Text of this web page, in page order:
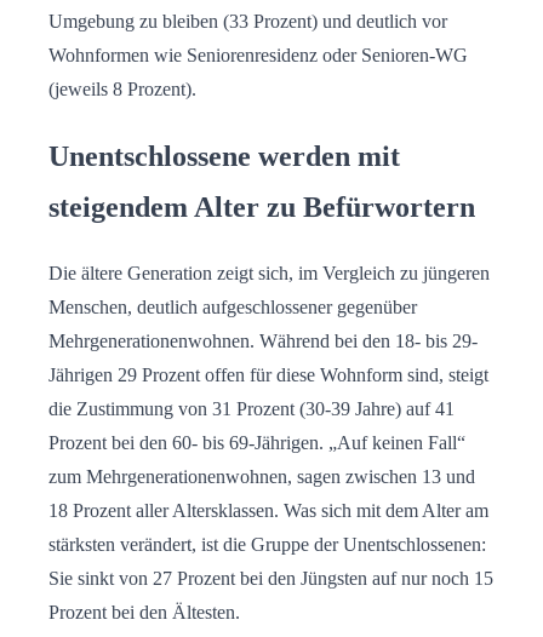
Umgebung zu bleiben (33 Prozent) und deutlich vor
Wohnformen wie Seniorenresidenz oder Senioren-WG
(jeweils 8 Prozent).
Unentschlossene werden mit
steigendem Alter zu Befürwortern
Die ältere Generation zeigt sich, im Vergleich zu jüngeren
Menschen, deutlich aufgeschlossener gegenüber
Mehrgenerationenwohnen. Während bei den 18- bis 29-
Jährigen 29 Prozent offen für diese Wohnform sind, steigt
die Zustimmung von 31 Prozent (30-39 Jahre) auf 41
Prozent bei den 60- bis 69-Jährigen. „Auf keinen Fall“
zum Mehrgenerationenwohnen, sagen zwischen 13 und
18 Prozent aller Altersklassen. Was sich mit dem Alter am
stärksten verändert, ist die Gruppe der Unentschlossenen:
Sie sinkt von 27 Prozent bei den Jüngsten auf nur noch 15
Prozent bei den Ältesten.